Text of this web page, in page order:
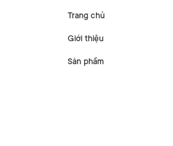
Trang chủ
Giới thiệu
Sản phẩm